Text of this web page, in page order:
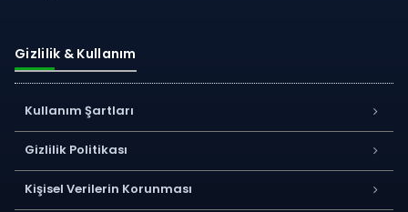
Gizlilik & Kullanım
Kullanım Şartları
Gizlilik Politikası
Kişisel Verilerin Korunması